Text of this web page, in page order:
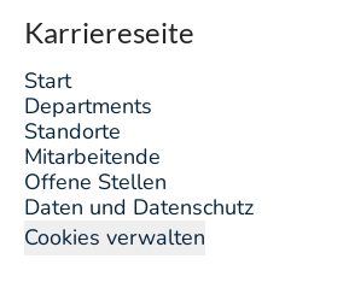
Karriereseite
Start
Departments
Standorte
Mitarbeitende
Offene Stellen
Daten und Datenschutz
Cookies verwalten